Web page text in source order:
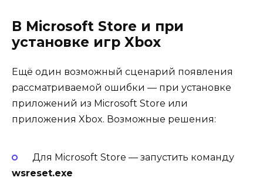
В Microsoft Store и при
установке игр Xbox
Ещё один возможный сценарий появления
рассматриваемой ошибки — при установке
приложений из Microsoft Store или
приложения Xbox. Возможные решения:
Для Microsoft Store — запустить команду
wsreset.exe